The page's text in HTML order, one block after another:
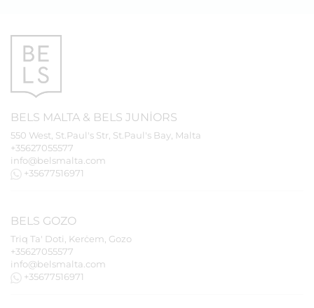
BELS MALTA & BELS JUNIORS
550 West, St.Paul's Str, St.Paul's Bay, Malta
+35627055577
info@belsmalta.com
+35677516971
BELS GOZO
Triq Ta' Doti, Kerċem, Gozo
+35627055577
info@belsmalta.com
+35677516971